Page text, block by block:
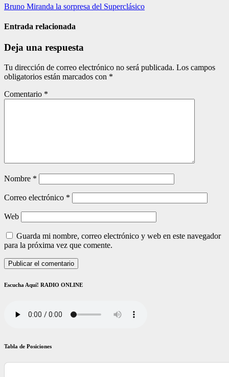
Navegación
de
Bruno Miranda la sorpresa del Superclásico
Entrada relacionada
Deja una respuesta
Tu dirección de correo electrónico no será publicada. Los campos
obligatorios están marcados con *
Comentario *
Nombre *
Correo electrónico *
Web
Guarda mi nombre, correo electrónico y web en este navegador
para la próxima vez que comente.
Escucha Aquí! RADIO ONLINE
Tabla de Posiciones